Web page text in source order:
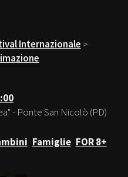
Internazionale >
- Ponte San Nicolò (PD)
Famiglie FOR 8+